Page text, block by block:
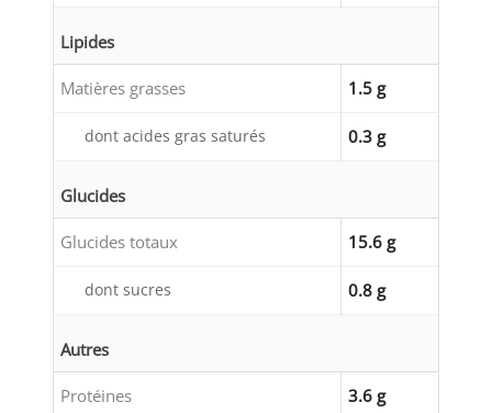
Lipides
Matières grasses 1.5 g
dont acides gras saturés 0.3 g
Glucides
Glucides totaux 15.6 g
dont sucres 0.8 g
Autres
Protéines 3.6 g